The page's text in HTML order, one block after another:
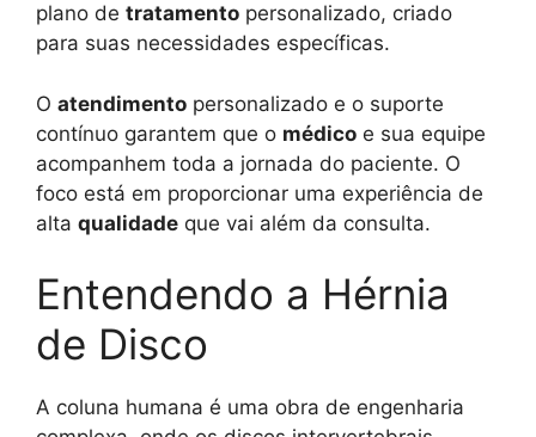
plano de tratamento personalizado, criado
para suas necessidades específicas.
O atendimento personalizado e o suporte
contínuo garantem que o médico e sua equipe
acompanhem toda a jornada do paciente. O
foco está em proporcionar uma experiência de
alta qualidade que vai além da consulta.
Entendendo a Hérnia
de Disco
A coluna humana é uma obra de engenharia